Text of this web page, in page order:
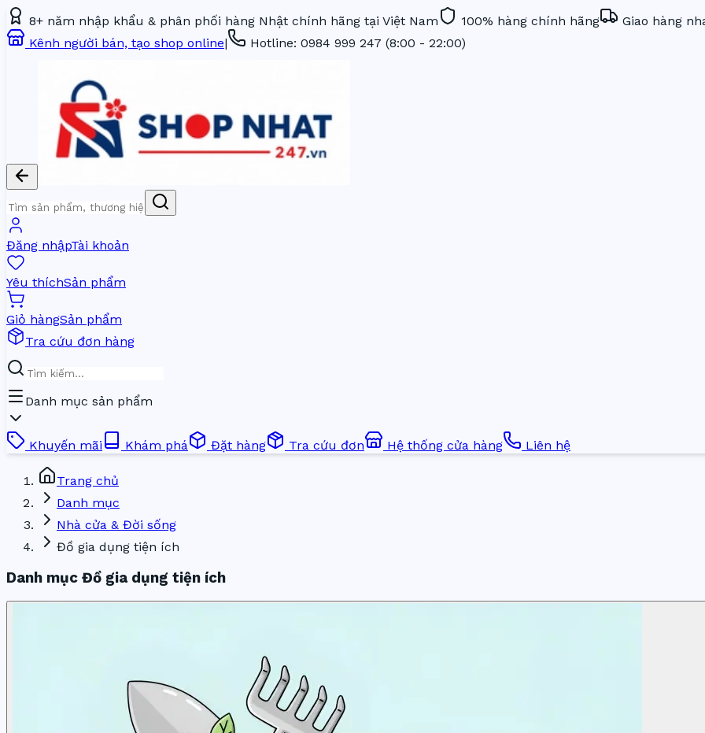
8+ năm nhập khẩu & phân phối hàng Nhật chính hãng tại Việt Nam 100% hàng chính hãng
Giao hàng
Kênh người bán, tạo shop online| Hotline: 0984 999 247 (8:00 - 22:00)
Đăng nhậpTài khoản
Yêu thíchSản phẩm
Giỏ hàngSản phẩm
Tra cứu đơn hàng
Danh mục sản phẩm
Khuyến mãi Khám phá Đặt hàng Tra cứu đơn Hệ thống cửa hàng Liên hệ
Trang chủ
Danh mục
Nhà cửa & Đời sống
Đồ gia dụng tiện ích
Danh mục Đồ gia dụng tiện ích